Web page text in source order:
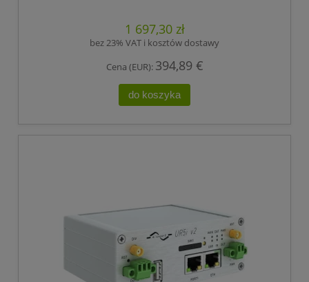
1 697,30 zł
bez 23% VAT i kosztów dostawy
Cena (EUR): 394,89 €
do koszyka